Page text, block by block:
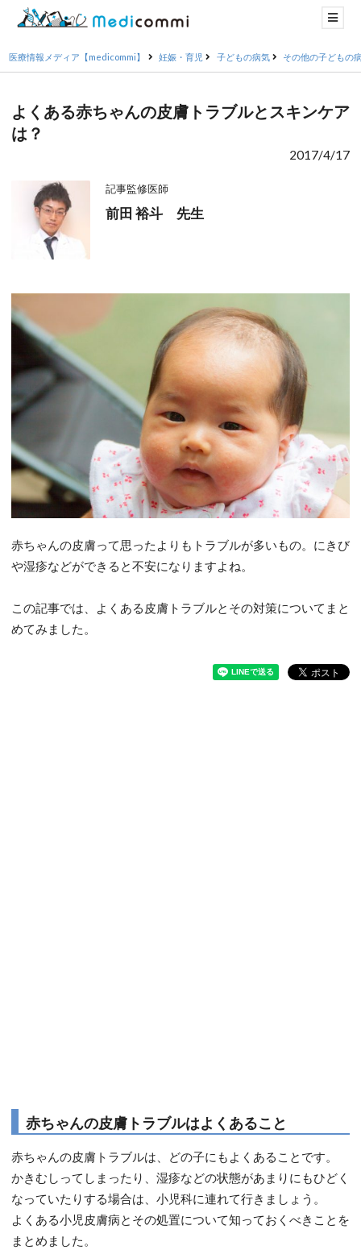
医療情報メディア【medicommi】 妊娠・育児 子どもの病気 その他の子どもの
よくある赤ちゃんの皮膚トラブルとスキンケア
は？
2017/4/17
記事監修医師
前田 裕斗 先生
赤ちゃんの皮膚って思ったよりもトラブルが多いもの。にきび
や湿疹などができると不安になりますよね。
この記事では、よくある皮膚トラブルとその対策についてまと
めてみました。
赤ちゃんの皮膚トラブルはよくあること
赤ちゃんの皮膚トラブルは、どの子にもよくあることです。
かきむしってしまったり、湿疹などの状態があまりにもひどく
なっていたりする場合は、小児科に連れて行きましょう。
よくある小児皮膚病とその処置について知っておくべきことを
まとめました。